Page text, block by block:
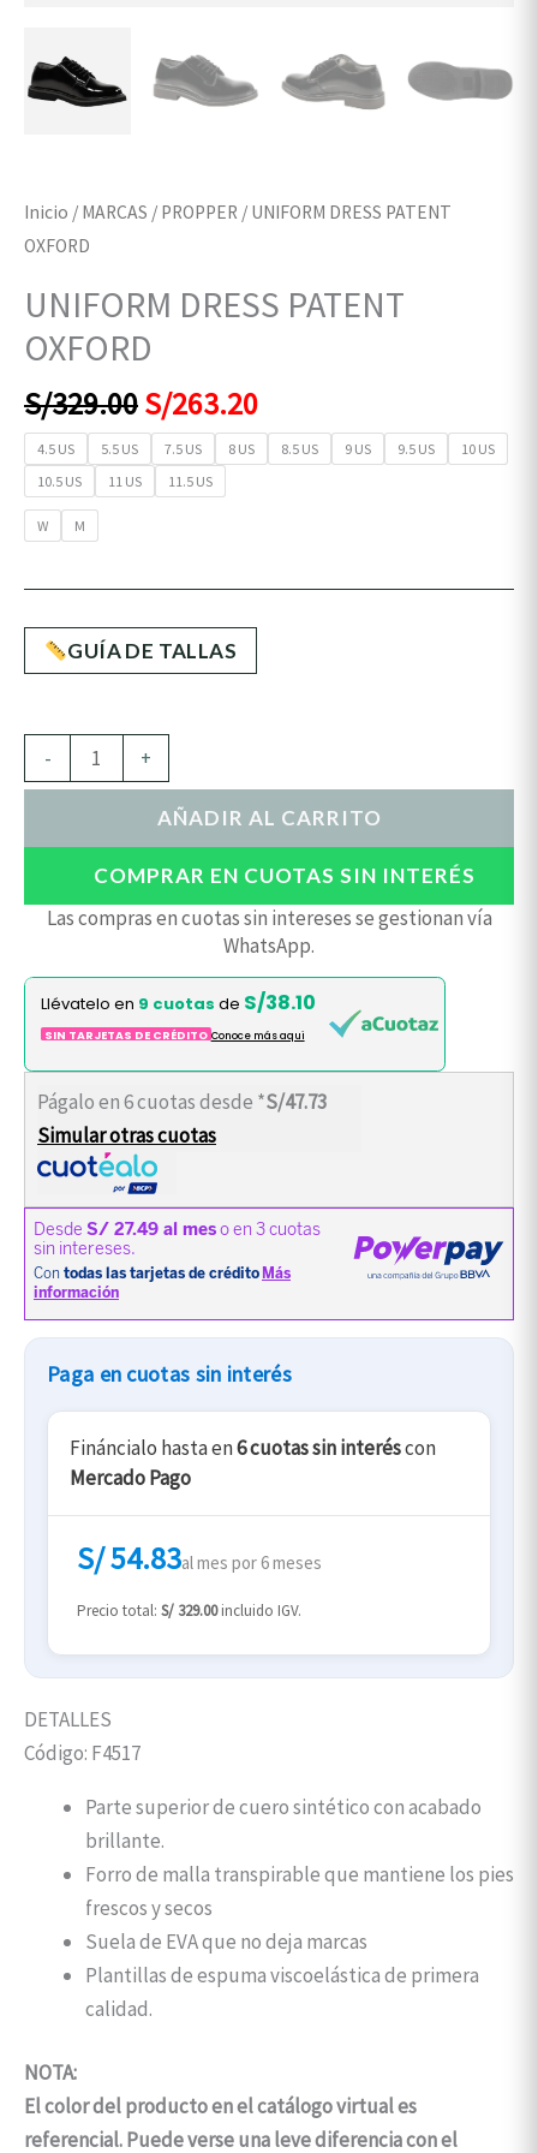
Inicio / MARCAS / PROPPER / UNIFORM DRESS PATENT
OXFORD
UNIFORM DRESS PATENT
OXFORD
S/329.00S/263.20
4.5 US 5.5 US 7.5 US 8 US 8.5 US 9 US 9.5 US
10 US
10.5 US
11 US 11.5 US
W M
GUÍA DE TALLAS
- +
AÑADIR AL CARRITO
COMPRAR EN CUOTAS SIN INTERÉS
Las compras en cuotas sin intereses se gestionan vía
WhatsApp.
Llévatelo en 9 cuotas de S/38.10
SIN TARJETAS DE CRÉDITO Conoce más aqui
Págalo en 6 cuotas desde *S/47.73
Simular otras cuotas
Paga en cuotas sin interés
Fináncialo hasta en6 cuotas sin interéscon
Mercado Pago
S/ 54.83al mes por 6 meses
Precio total: S/ 329.00incluido IGV.
DETALLES
Código: F4517
Parte superior de cuero sintético con acabado
brillante.
Forro de malla transpirable que mantiene los pies
frescos y secos
Suela de EVA que no deja marcas
Plantillas de espuma viscoelástica de primera
calidad.
NOTA:
El color del producto en el catálogo virtual es
referencial. Puede verse una leve diferencia con el